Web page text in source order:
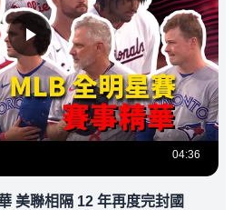
04:36
美聯相隔 12 年再度完封國